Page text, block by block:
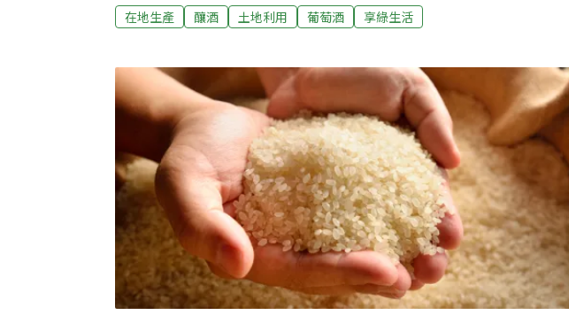
戶戶都會釀酒，以前路邊可以看到有人賣葡萄露，其實就是紅酒。」身為
在地代表性的客家酒莊之一、蘭輝酒莊第三代經營者劉致剛笑稱，對二林
爺種葡萄的年代便開始醞釀，葡萄酒就是他們的日常飲品，長輩之間甚至
流傳「葡萄酒很補，小孩喝了可以治尿床」，形成獨特的地方記憶，甚至
有二林人會特地前往蘭輝買酒，只為再嚐一口兒時記憶中的味道。葡萄興
衰史...為何二林曾是台灣釀酒葡萄的重要產地？二林的客庄歷史，最早可
回溯至日治時期，當時日本人設立了一座「源成農場」，但產量不如預
期，日人紛紛離去，改為招募桃竹
在地生產 釀酒 土地利用 葡萄酒 享綠生活